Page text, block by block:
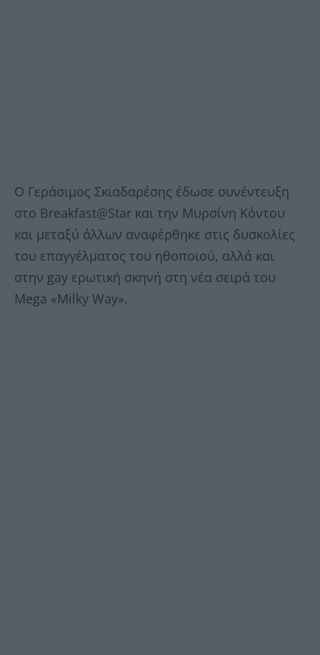
Ο Γεράσιμος Σκιαδαρέσης έδωσε συνέντευξη
στο Breakfast@Star και την Μυρσίνη Κόντου
και μεταξύ άλλων αναφέρθηκε στις δυσκολίες
του επαγγέλματος του ηθοποιού, αλλά και
στην gay ερωτική σκηνή στη νέα σειρά του
Mega «Milky Way».